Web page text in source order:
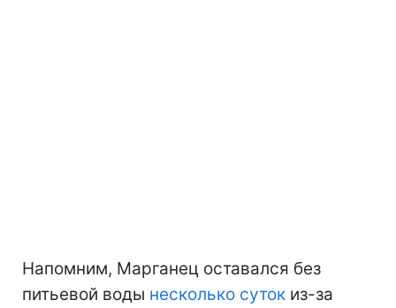
Напомним, Марганец оставался без
питьевой воды несколько суток из-за